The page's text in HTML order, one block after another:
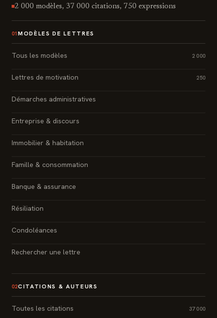
2 000 modèles, 37 000 citations, 750 expressions
01 MODÈLES DE LETTRES
Tous les modèles 2 000
Lettres de motivation 250
Démarches administratives
Entreprise & discours
Immobilier & habitation
Famille & consommation
Banque & assurance
Résiliation
Condoléances
Rechercher une lettre
02CITATIONS & AUTEURS
Toutes les citations 37 000